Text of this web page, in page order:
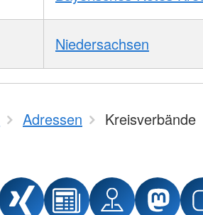
Niedersachsen
Adressen Kreisverbände